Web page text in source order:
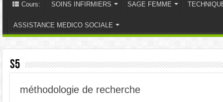
Cours: SOINS INFIRMIERS SAGE FEMME
ASSISTANCE MEDICO SOCIALE
S5
méthodologie de recherche